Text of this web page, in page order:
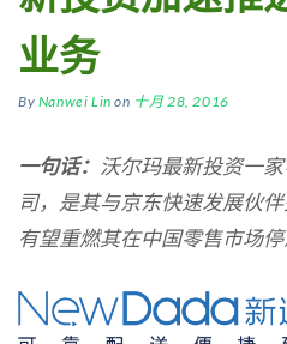
业务
By Nanwei Lin on 十月 28, 2016
一句话： 沃尔玛最新投资一
司，是其与京东快速发展伙伴
有望重燃其在中国零售市场停